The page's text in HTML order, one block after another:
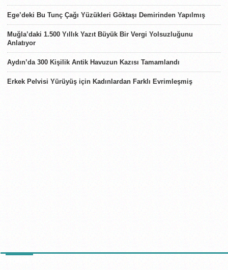
Ege’deki Bu Tunç Çağı Yüzükleri Göktaşı Demirinden Yapılmış
Muğla’daki 1.500 Yıllık Yazıt Büyük Bir Vergi Yolsuzluğunu
Anlatıyor
Aydın’da 300 Kişilik Antik Havuzun Kazısı Tamamlandı
Erkek Pelvisi Yürüyüş için Kadınlardan Farklı Evrimleşmiş